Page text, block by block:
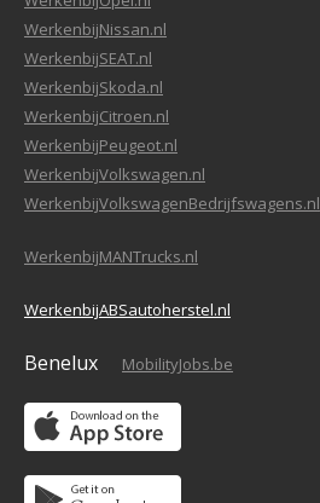
WerkenbijNissan.nl
WerkenbijSEAT.nl
WerkenbijSkoda.nl
WerkenbijCitroen.nl
WerkenbijPeugeot.nl
WerkenbijVolkswagen.nl
WerkenbijVolkswagenBedrijfswagens.nl
WerkenbijMANTrucks.nl
WerkenbijABSautoherstel.nl
Benelux MobilityJobs.be